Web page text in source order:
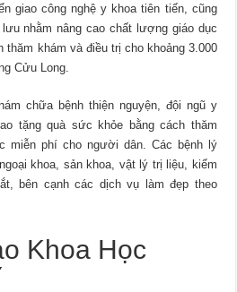
giao công nghệ y khoa tiên tiến, cũng
nhằm nâng cao chất lượng giáo dục
khám và điều trị cho khoảng 3.000
Cửu Long.
chữa bệnh thiện nguyện, đội ngũ y
tặng quà sức khỏe bằng cách thăm
miễn phí cho người dân. Các bệnh lý
khoa, sản khoa, vật lý trị liệu, kiểm
bên cạnh các dịch vụ làm đẹp theo
Khoa Học